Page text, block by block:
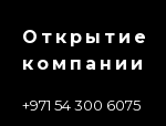
Открытие
компании
+971 54 300 6075